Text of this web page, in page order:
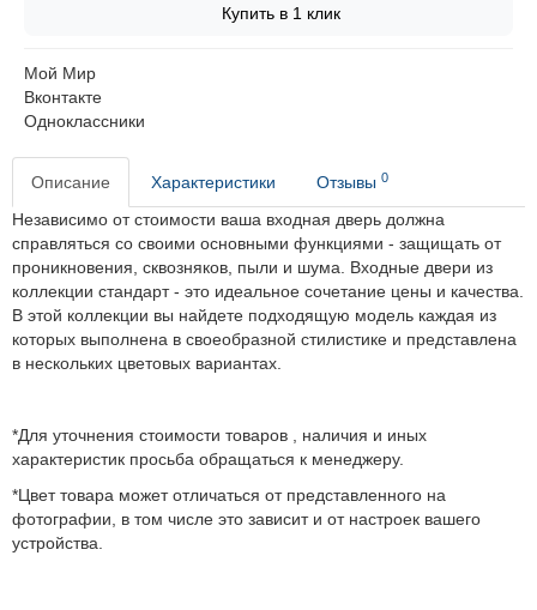
Купить в 1 клик
Мой Мир
Вконтакте
Одноклассники
Описание Характеристики Отзывы 0
Независимо от стоимости ваша входная дверь должна
справляться со своими основными функциями - защищать от
проникновения, сквозняков, пыли и шума. Входные двери из
коллекции стандарт - это идеальное сочетание цены и качества.
В этой коллекции вы найдете подходящую модель каждая из
которых выполнена в своеобразной стилистике и представлена
в нескольких цветовых вариантах.
*Для уточнения стоимости товаров , наличия и иных
характеристик просьба обращаться к менеджеру.
*Цвет товара может отличаться от представленного на
фотографии, в том числе это зависит и от настроек вашего
устройства.